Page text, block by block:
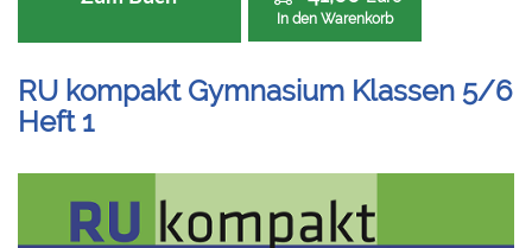
In den Warenkorb
RU kompakt Gymnasium Klassen 5/6
Heft 1